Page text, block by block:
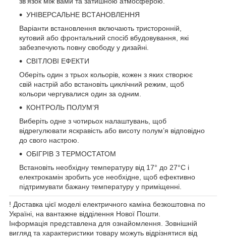
УНІВЕРСАЛЬНЕ ВСТАНОВЛЕННЯ
Варіанти встановлення включають тристоронній,
кутовий або фронтальний спосіб вбудовування, які
забезпечують повну свободу у дизайні.
СВІТЛОВІ ЕФЕКТИ
Оберіть один з трьох кольорів, кожен з яких створює
свій настрій або встановіть циклічний режим, щоб
кольори чергувалися один за одним.
КОНТРОЛЬ ПОЛУМʼЯ
Виберіть одне з чотирьох налаштувань, щоб
відрегулювати яскравість або висоту полум’я відповідно
до свого настрою.
ОБІГРІВ З ТЕРМОСТАТОМ
Встановіть необхідну температуру від 17° до 27°C і
електрокамін зробить усе необхідне, щоб ефективно
підтримувати бажану температуру у приміщенні.
! Доставка цієї моделі електричного каміна безкоштовна по
Україні, на вантажне відділення Нової Пошти.
Інформація представлена для ознайомлення. Зовнішній
вигляд та характеристики товару можуть відрізнятися від